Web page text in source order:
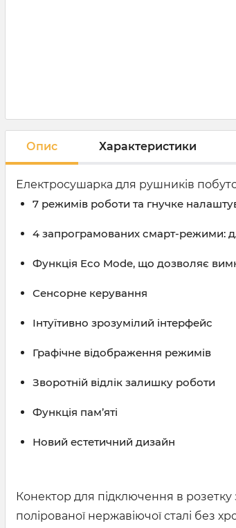
Опис Характеристики
Електросушарка для рушників
7 режимів роботи та гнучке
4 запрограмованих смарт-режими:
Функція Eco Mode, що дозволяє
Сенсорне керування
Інтуїтивно зрозумілий інтерфейс
Графічне відображення режимів
Зворотній відлік залишку роботи
Функція пам’яті
Новий естетичний дизайн
Конектор для підключення в
полірованої нержавіючої сталі без